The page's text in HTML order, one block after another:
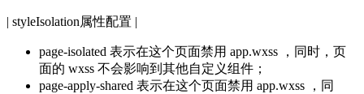
| styleIsolation属性配置 |
page-isolated 表示在这个页面禁用 app.wxss ，同时，页
面的 wxss 不会影响到其他自定义组件；
page-apply-shared 表示在这个页面禁用 app.wxss ，同